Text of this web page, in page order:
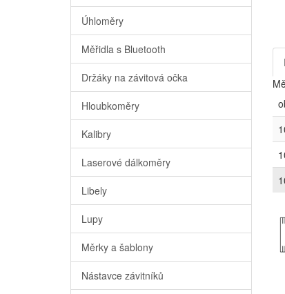
Úhloměry
Měřidla s Bluetooth
Držáky na závitová očka
Hloubkoměry
Kalibry
Laserové dálkoměry
Libely
Lupy
Měrky a šablony
Nástavce závitníků